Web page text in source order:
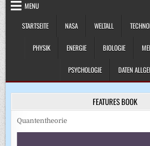
MENU
STARTSEITE
NASA WELTALL
PHYSIK ENERGIE BIOLOGIE
PSYCHOLOGIE DATEN
FEATURES BOOK
Quantentheorie